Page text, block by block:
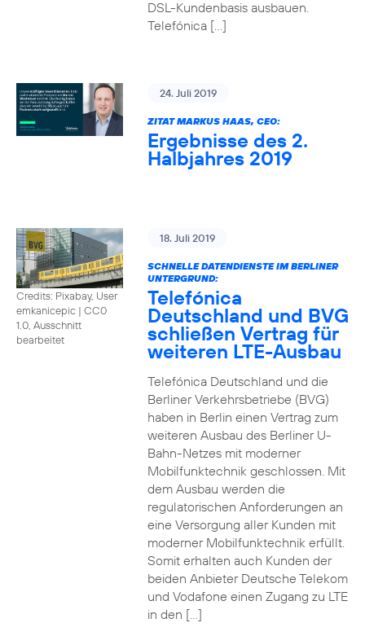
DSL-Kundenbasis ausbauen.
Telefónica […]
24. Juli 2019
ZITAT MARKUS HAAS, CEO:
Ergebnisse des 2.
Halbjahres 2019
Credits: Pixabay, User
emkanicepic | CC0
1.0, Ausschnitt
bearbeitet
18. Juli 2019
SCHNELLE DATENDIENSTE IM BERLINER
UNTERGRUND:
Telefónica
Deutschland und BVG
schließen Vertrag für
weiteren LTE-Ausbau
Telefónica Deutschland und die
Berliner Verkehrsbetriebe (BVG)
haben in Berlin einen Vertrag zum
weiteren Ausbau des Berliner U-
Bahn-Netzes mit moderner
Mobilfunktechnik geschlossen. Mit
dem Ausbau werden die
regulatorischen Anforderungen an
eine Versorgung aller Kunden mit
moderner Mobilfunktechnik erfüllt.
Somit erhalten auch Kunden der
beiden Anbieter Deutsche Telekom
und Vodafone einen Zugang zu LTE
in den […]